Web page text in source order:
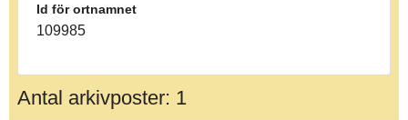
Id för ortnamnet
109985
Antal arkivposter: 1